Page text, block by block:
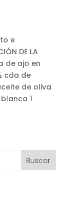
e
DE LA
de ajo en
cda de
de oliva
1